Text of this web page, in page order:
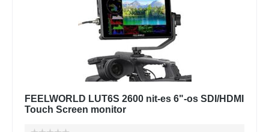
FEELWORLD LUT6S 2600 nit-es 6"-os SDI/HDMI
Touch Screen monitor